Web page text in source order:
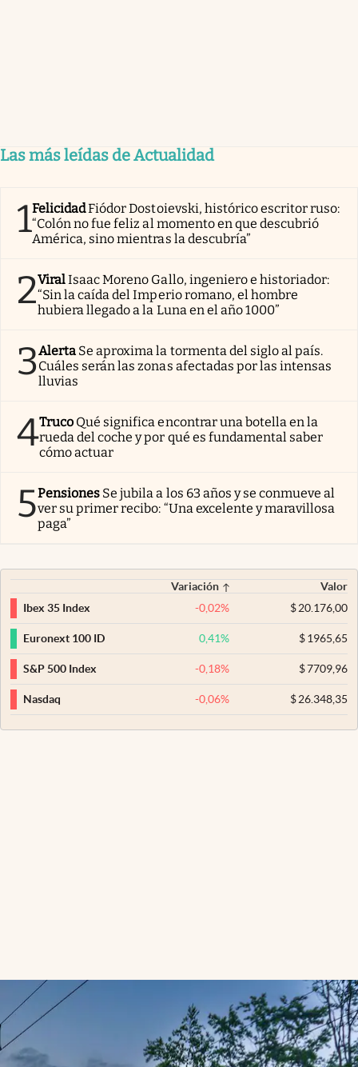
Las más leídas de Actualidad
1FelicidadFiódor Dostoievski, histórico escritor ruso:
“Colón no fue feliz al momento en que descubrió
América, sino mientras la descubría”
2ViralIsaac Moreno Gallo, ingeniero e historiador:
“Sin la caída del Imperio romano, el hombre
hubiera llegado a la Luna en el año 1000”
3Alerta Se aproxima la tormenta del siglo al país.
Cuáles serán las zonas afectadas por las intensas
lluvias
4Truco Qué significa encontrar una botella en la
rueda del coche y por qué es fundamental saber
cómo actuar
5Pensiones Se jubila a los 63 años y se conmueve al
ver su primer recibo: “Una excelente y maravillosa
paga”
Variación
Valor
Ibex 35 Index
-0,02% $20.176,00
Euronext 100 ID 0,41% $1965,65
S&P 500 Index -0,18% $7709,96
Nasdaq -0,06% $26.348,35